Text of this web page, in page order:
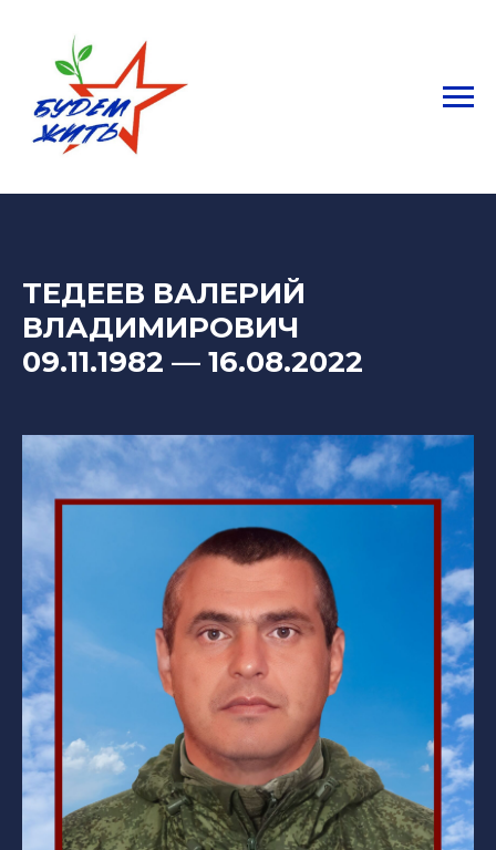
ТЕДЕЕВ ВАЛЕРИЙ
ВЛАДИМИРОВИЧ
09.11.1982 — 16.08.2022